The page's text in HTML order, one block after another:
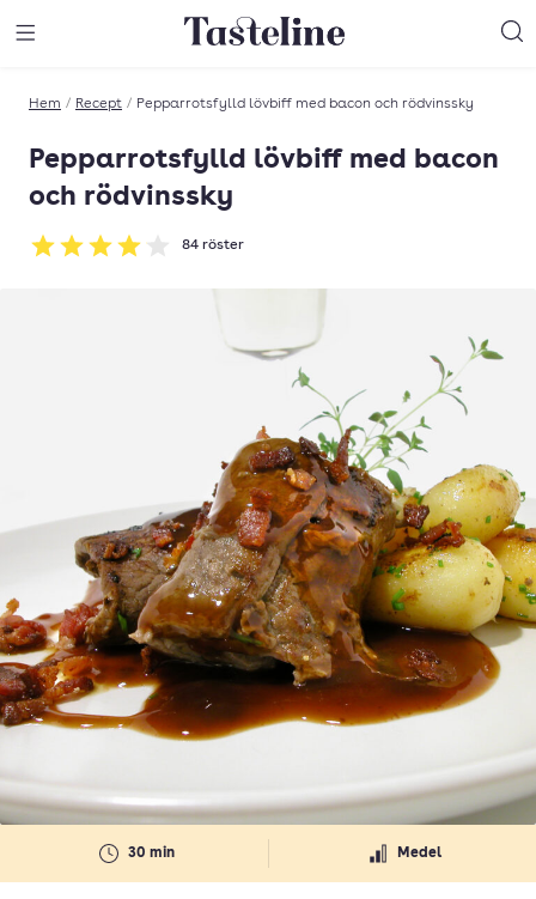
Till Tastelines startsida
Hem / Recept / Pepparrotsfylld lövbiff med bacon och rödvinssky
Pepparrotsfylld lövbiff med bacon
och rödvinssky
Betyg: 4.04 av 5
84 röster
30 min Medel